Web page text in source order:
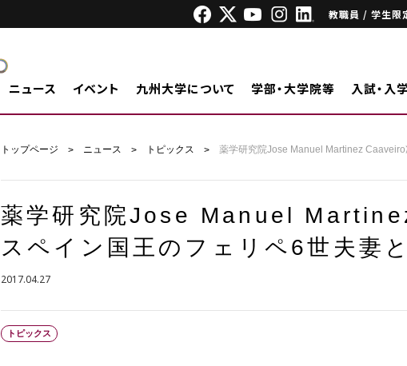
教職員 / 学生限
ニュース イベント 九州大学について 学部・大学院等 入試・入
トップページ ニュース トピックス 薬学研究院Jose Manuel Martinez
薬学研究院Jose Manuel
スペイン国王のフェリペ6世夫妻
2017.04.27
トピックス